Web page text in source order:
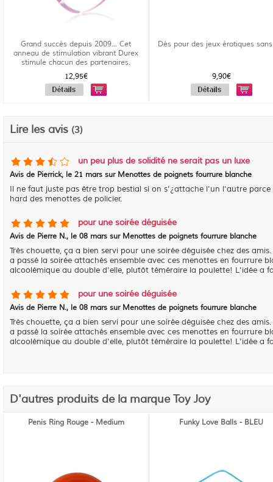
Grand succès depuis 2009... Cet
anneau de stimulation vibrant Durex
stimule chacun des partenaires.
12,95€
Dés pour des jeux érotiques
9,90€
Lire les avis (3)
un peu plus de solidité ne serait pas un luxe
Avis de Pierrick, le 21 mars sur Menottes de poignets fourrure blanche
Il ne faut juste pas être trop bestial si on s'¿attache l'un l'autre
hard des menottes de policier.
pour une soirée déguisée
Avis de Pierre N., le 08 mars sur Menottes de poignets fourrure blanche
Très chouette, ça a bien servi pour une soirée déguisée chez des
a passé la soirée attachés ensemble avec ces menottes en fourrure
alcoolémique au double d'elle, plutôt téméraire la poulette! L'idée a
pour une soirée déguisée
Avis de Pierre N., le 08 mars sur Menottes de poignets fourrure blanche
Très chouette, ça a bien servi pour une soirée déguisée chez des
a passé la soirée attachés ensemble avec ces menottes en fourrure
alcoolémique au double d'elle, plutôt téméraire la poulette! L'idée a
D'autres produits de la marque Toy Joy
Penis Ring Rouge - Medium Funky Love Balls - BLEU